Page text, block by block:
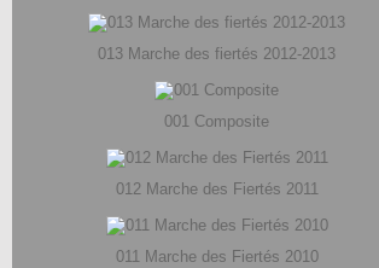
013 Marche des fiertés 2012-2013
001 Composite
012 Marche des Fiertés 2011
011 Marche des Fiertés 2010